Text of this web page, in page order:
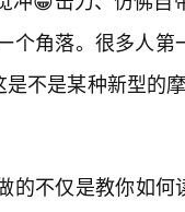
个角落。很多人
是不是某种新型的
的不仅是教你如何